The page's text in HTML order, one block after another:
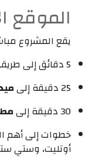
الموقع
يقع المشروع
5 دقائق إلى طريقي
25 دقيقة إلى
30 دقيقة إلى
أوتليت، وستي